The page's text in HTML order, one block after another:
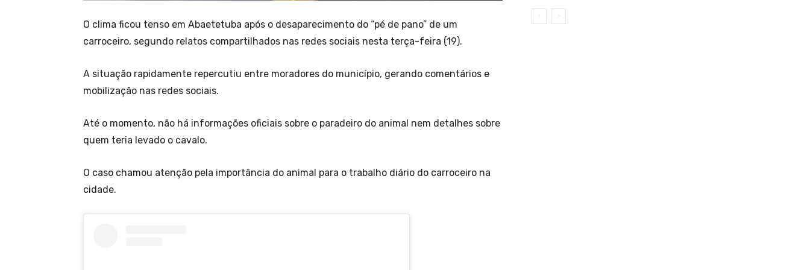
O clima ficou tenso em Abaetetuba após o desaparecimento do “pé de pano” de um
carroceiro, segundo relatos compartilhados nas redes sociais nesta terça-feira (19).
A situação rapidamente repercutiu entre moradores do município, gerando comentários e
mobilização nas redes sociais.
Até o momento, não há informações oficiais sobre o paradeiro do animal nem detalhes sobre
quem teria levado o cavalo.
O caso chamou atenção pela importância do animal para o trabalho diário do carroceiro na
cidade.